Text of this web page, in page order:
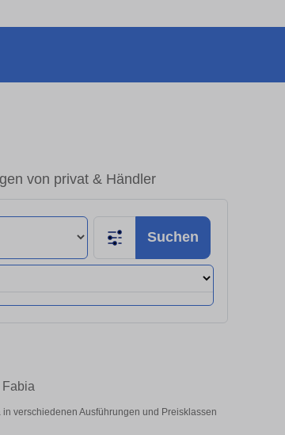
von privat & Händler
Suchen
Fabia
verschiedenen Ausführungen und Preisklassen